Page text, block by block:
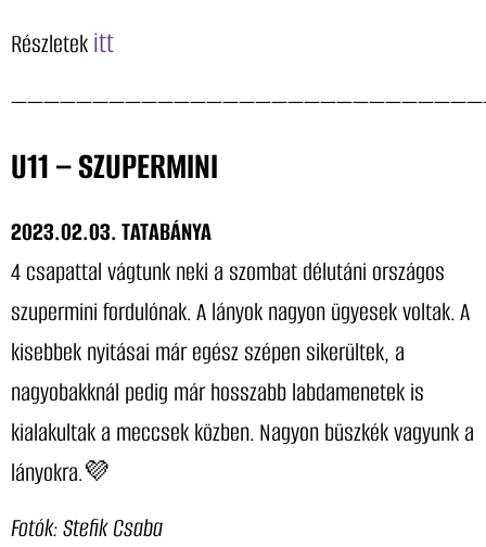
Részletekitt
U11 – SZUPERMINI
2023.02.03. TATABÁNYA
4 csapattal vágtunk neki a szombat délutáni országos
szupermini fordulónak. A lányok nagyon ügyesek voltak. A
kisebbek nyitásai már egész szépen sikerültek, a
nagyobakknál pedig már hosszabb labdamenetek is
kialakultak a meccsek közben. Nagyon büszkék vagyunk a
lányokra.💜
Fotók: Stefik Csaba